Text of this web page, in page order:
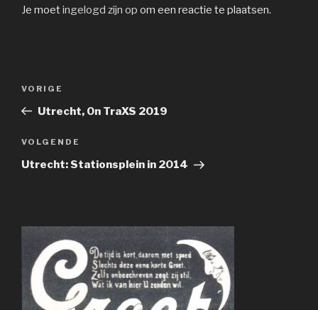
Je moetingelogd zijn op om een reactie te plaatsen.
Vorig
bericht
VORIGE
Utrecht, On TraXS 2019
Volgend
bericht
VOLGENDE
Utrecht: Stationsplein in 2014